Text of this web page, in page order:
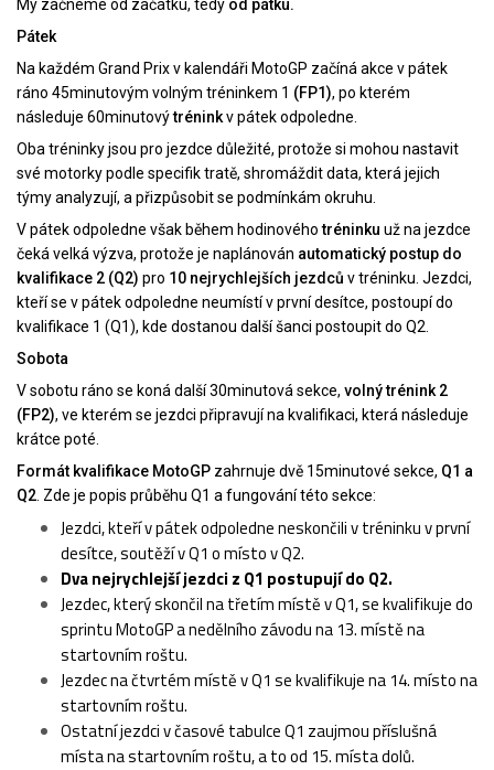
My začneme od začátku, tedy od pátku.
Pátek
Na každém Grand Prix v kalendáři MotoGP začíná akce v pátek
ráno 45minutovým volným tréninkem 1 (FP1), po kterém
následuje 60minutovýtréninkv pátek odpoledne.
Oba tréninky jsou pro jezdce důležité, protože si mohou nastavit
své motorky podle specifik tratě, shromáždit data, která jejich
týmy analyzují, a přizpůsobit se podmínkám okruhu.
V pátek odpoledne však během hodinovéhotréninku už na jezdce
čeká velká výzva, protože je naplánován automatický postup do
kvalifikace 2 (Q2) pro 10 nejrychlejších jezdců v tréninku. Jezdci,
kteří se v pátek odpoledne neumístí v první desítce, postoupí do
kvalifikace 1 (Q1), kde dostanou další šanci postoupit do Q2.
Sobota
V sobotu ráno se koná další 30minutová sekce, volný trénink 2
(FP2), ve kterém se jezdci připravují na kvalifikaci, která následuje
krátce poté.
Formát kvalifikace MotoGP zahrnuje dvě 15minutové sekce, Q1 a
Q2 . Zde je popis průběhu Q1 a fungování této sekce:
Jezdci, kteří v pátek odpoledne neskončili v tréninku v první
desítce, soutěží v Q1 o místo v Q2.
Dva nejrychlejší jezdci z Q1 postupují do Q2.
Jezdec, který skončil na třetím místě v Q1, se kvalifikuje do
sprintu MotoGP a nedělního závodu na 13. místě na
startovním roštu.
Jezdec na čtvrtém místě v Q1 se kvalifikuje na 14. místo na
startovním roštu.
Ostatní jezdci v časové tabulce Q1 zaujmou příslušná
místa na startovním roštu, a to od 15. místa dolů.